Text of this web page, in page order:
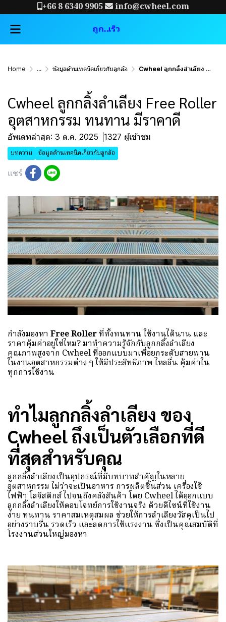
+66 8 6340 9905 info@cwheel.com
Home ... ข้อมูลด้านเทคนิคเกี่ยวกับลูกล้อ Cwheel ลูกกลิ้งลำเลียง Free Roller อุตสาหกรรม ทนทาน มีราคาดี
Cwheel ลูกกลิ้งลำเลียง Free Roller
อุตสาหกรรม ทนทาน มีราคาดี
อัพเดทล่าสุด: 3 ต.ค. 2025 1327 ผู้เข้าชม
บทความ ข้อมูลด้านเทคนิคเกี่ยวกับลูกล้อ
แชร์
กำลังมองหา Free Rollerที่ทั้งทนทาน ใช้งานได้นาน และ
ราคาคุ้มค่าอยู่ใช่ไหม? มาทำความรู้จักกับลูกกลิ้งลำเลียง
คุณภาพสูงจาก Cwheel ที่ออกแบบมาเพื่อยกระดับสายพาน
ในงานอุตสาหกรรมต่าง ๆ ให้มีประสิทธิภาพ ไหลลื่น คุ้มค่าใน
ทุกการใช้งาน
ทำไมลูกกลิ้งลำเลียง ของ
Cwheel ถึงเป็นตัวเลือกที่ดี
ที่สุดสำหรับคุณ
ลูกกลิ้งลำเลียงเป็นอุปกรณ์ที่มีบทบาทสำคัญในหลาย
อุตสาหกรรม ไม่ว่าจะเป็นอาหาร การผลิตชิ้นส่วน เครื่องใช้
ไฟฟ้า โลจิสติกส์ ไปจนถึงคลังสินค้า โดย Cwheel ได้ออกแบบ
ลูกกลิ้งลำเลียงให้ตอบโจทย์การใช้งานจริง ด้วยดีไซน์ที่ใช้งาน
ง่าย ทนทาน ราคาสมเหตุสมผล ช่วยให้การลำเลียงวัสดุเป็นไป
อย่างราบรื่น รวดเร็ว และลดการใช้แรงงาน ซึ่งเป็นคุณสมบัติที่
โรงงานส่วนใหญ่มองหา